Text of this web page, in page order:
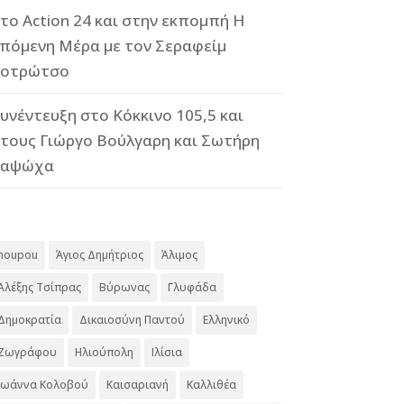
Action 24 και στην εκπομπή Η
Μέρα με τον Σεραφείμ
στο Κόκκινο 105,5 και
Γιώργο Βούλγαρη και Σωτήρη
Άγιος Δημήτριος Άλιμος
Τσίπρας Βύρωνας Γλυφάδα
Δικαιοσύνη Παντού Ελληνικό
Ηλιούπολη Ιλίσια
Κολοβού Καισαριανή Καλλιθέα